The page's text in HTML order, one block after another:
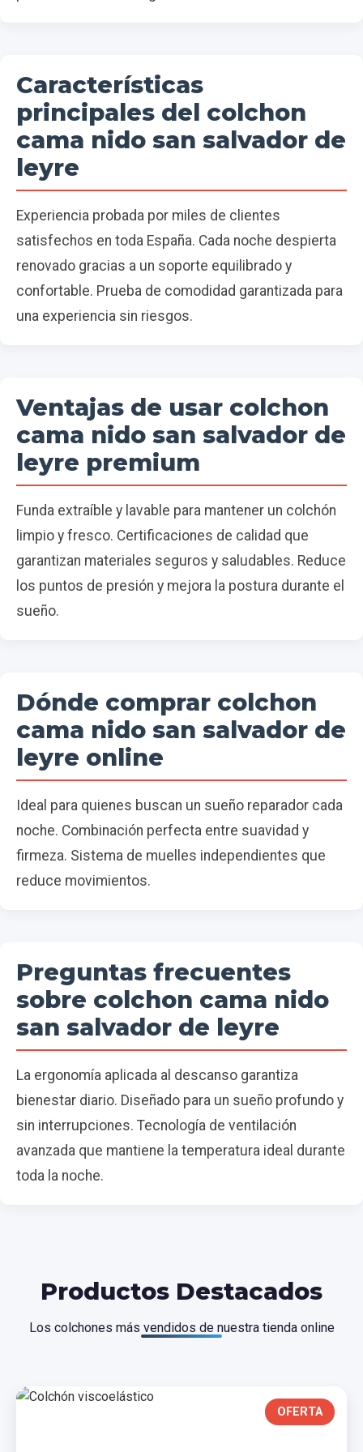
Características
principales del colchon
cama nido san salvador de
leyre
Experiencia probada por miles de clientes
satisfechos en toda España. Cada noche despierta
renovado gracias a un soporte equilibrado y
confortable. Prueba de comodidad garantizada para
una experiencia sin riesgos.
Ventajas de usar colchon
cama nido san salvador de
leyre premium
Funda extraíble y lavable para mantener un colchón
limpio y fresco. Certificaciones de calidad que
garantizan materiales seguros y saludables. Reduce
los puntos de presión y mejora la postura durante el
sueño.
Dónde comprar colchon
cama nido san salvador de
leyre online
Ideal para quienes buscan un sueño reparador cada
noche. Combinación perfecta entre suavidad y
firmeza. Sistema de muelles independientes que
reduce movimientos.
Preguntas frecuentes
sobre colchon cama nido
san salvador de leyre
La ergonomía aplicada al descanso garantiza
bienestar diario. Diseñado para un sueño profundo y
sin interrupciones. Tecnología de ventilación
avanzada que mantiene la temperatura ideal durante
toda la noche.
Productos Destacados
Los colchones más vendidos de nuestra tienda online
OFERTA